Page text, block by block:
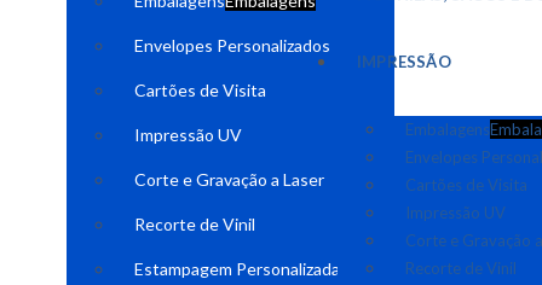
Envelopes Personalizados
Cartões de Visita
Impressão UV
Corte e Gravação a Laser
Recorte de Vinil
Estampagem Personalizada
IMPRESSÃO
Embalagens
Envelopes
Cartões de Visita
Impressão UV
Corte e Gravação
Recorte de Vinil